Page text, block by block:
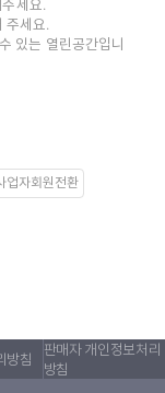
세요.
주세요.
있는 열린공간입니
업자회원전환
방침
판매자 개인정보처리
방침